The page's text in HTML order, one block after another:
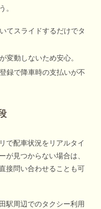
。
てスライドするだけでタ
変動しないため安心。
録で降車時の支払いが不
で配車状況をリアルタイ
が見つからない場合は、
接問い合わせることも可
駅周辺でのタクシー利用